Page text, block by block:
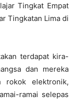
Tingkat Empat
Tingkatan Lima di
terdapat kira-
dan mereka
rokok elektronik,
ramai selepas